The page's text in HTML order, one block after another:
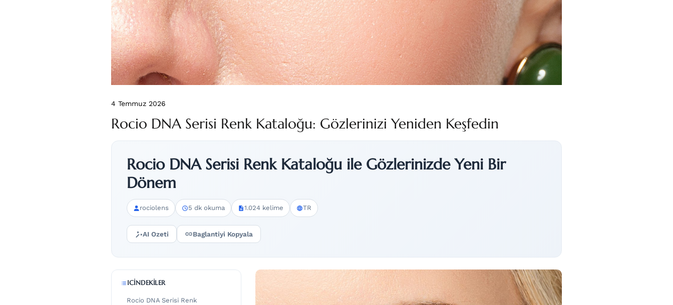
4 Temmuz 2026
Rocio DNA Serisi Renk Kataloğu: Gözlerinizi Yeniden Keşfedin
Rocio DNA Serisi Renk Kataloğu ile Gözlerinizde Yeni Bir
Dönem
rociolens 5 dk okuma 1.024 kelime TR
AI Ozeti Baglantiyi Kopyala
ICINDEKILER
Rocio DNA Serisi Renk